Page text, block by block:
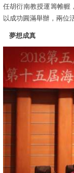
任胡衍南教授運籌帷幄
以成功圓滿舉辦，兩位
夢想成真